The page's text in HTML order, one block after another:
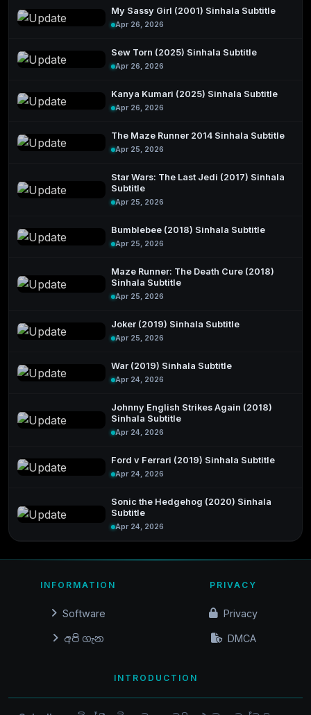
My Sassy Girl (2001) Sinhala Subtitle
Apr 26, 2026
Sew Torn (2025) Sinhala Subtitle
Apr 26, 2026
Kanya Kumari (2025) Sinhala Subtitle
Apr 26, 2026
The Maze Runner 2014 Sinhala Subtitle
Apr 25, 2026
Star Wars: The Last Jedi (2017) Sinhala
Subtitle
Apr 25, 2026
Bumblebee (2018) Sinhala Subtitle
Apr 25, 2026
Maze Runner: The Death Cure (2018)
Sinhala Subtitle
Apr 25, 2026
Joker (2019) Sinhala Subtitle
Apr 25, 2026
War (2019) Sinhala Subtitle
Apr 24, 2026
Johnny English Strikes Again (2018)
Sinhala Subtitle
Apr 24, 2026
Ford v Ferrari (2019) Sinhala Subtitle
Apr 24, 2026
Sonic the Hedgehog (2020) Sinhala
Subtitle
Apr 24, 2026
INFORMATION
Software
අපි ගැන
PRIVACY
Privacy
DMCA
INTRODUCTION